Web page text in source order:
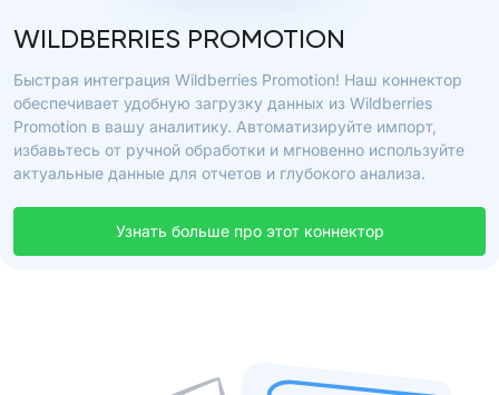
WILDBERRIES PROMOTION
Быстрая интеграция Wildberries Promotion! Наш коннектор
обеспечивает удобную загрузку данных из Wildberries
Promotion в вашу аналитику. Автоматизируйте импорт,
избавьтесь от ручной обработки и мгновенно используйте
актуальные данные для отчетов и глубокого анализа.
Узнать больше про этот коннектор